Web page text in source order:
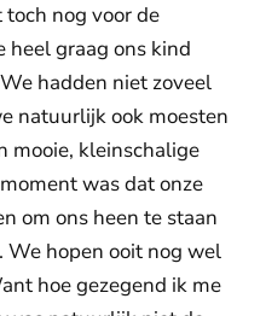
nog voor de
graag ons kind
hadden niet zoveel
natuurlijk ook moesten
mooie, kleinschalige
was dat onze
om ons heen te staan
We hopen ooit nog wel
hoe gezegend ik me